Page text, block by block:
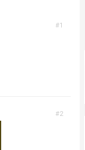
#1
#2